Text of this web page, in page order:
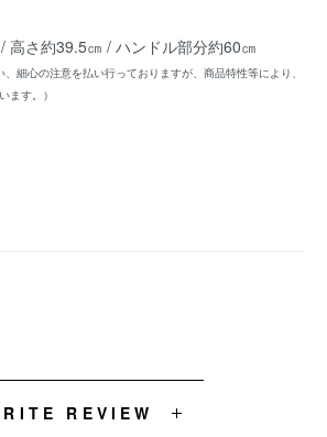
高さ約39.5㎝ / ハンドル部分約60㎝
、細心の注意を払い行っておりますが、商品特性等により、
ます。）
REVIEW